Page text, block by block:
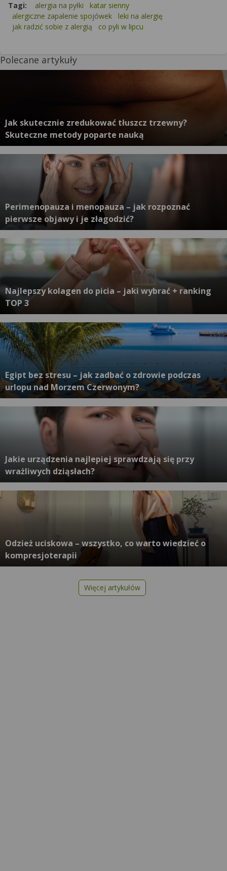
Tagi:
alergia na pyłki
katar sienny
alergiczne zapalenie spojówek
leki na alergię
jak radzić sobie z alergią
co pyli w lipcu
Polecane artykuły
Jak skutecznie zredukować tłuszcz trzewny?
Skuteczne metody poparte nauką
Perimenopauza i menopauza – jak rozpoznać
pierwsze objawy i je złagodzić?
Najlepszy kolagen do picia – jaki wybrać + ranking
TOP 3
Egipt bez stresu – jak zadbać o zdrowie podczas
urlopu nad Morzem Czerwonym?
Jakie urządzenia najlepiej sprawdzają się przy
wrażliwych dziąsłach?
Odzież uciskowa – wszystko, co warto wiedzieć o
kompresjoterapii
Więcej artykułów